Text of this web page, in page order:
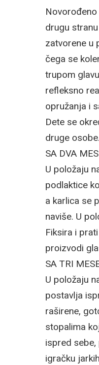
drugu
zatvorene u
čega se
trupom
refleksno
opružanja i
Dete se
druge
SA DVA
U položaju
podlaktice
a karlica se
naviše. U
Fiksira i
proizvodi
SA TRI
U položaju
postavlja
raširene,
stopalima
ispred
igračku